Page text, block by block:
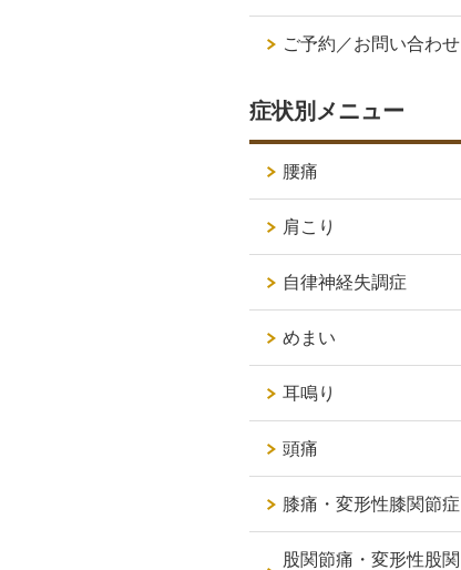
ご予約／お問い合わせ
症状別メニュー
腰痛
肩こり
自律神経失調症
めまい
耳鳴り
頭痛
膝痛・変形性膝関節症
股関節痛・変形性股関